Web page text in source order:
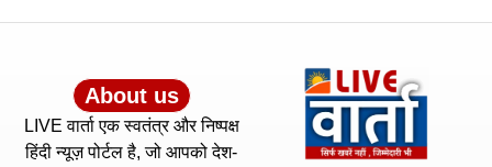
About us
LIVE वार्ता एक स्वतंत्र और निष्पक्ष
हिंदी न्यूज़ पोर्टल है, जो आपको देश-